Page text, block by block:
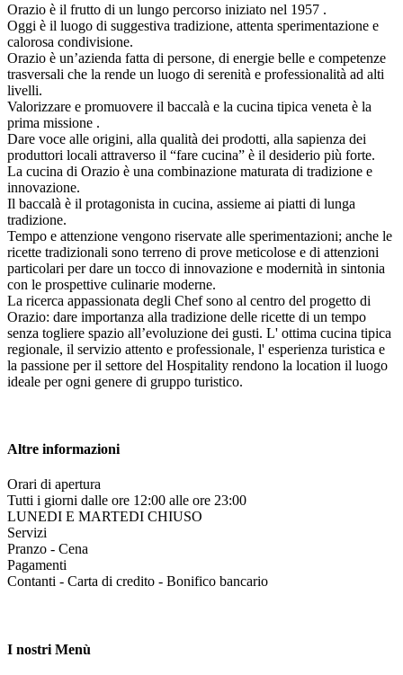
Orazio è il frutto di un lungo percorso iniziato nel 1957 .
Oggi è il luogo di suggestiva tradizione, attenta sperimentazione e
calorosa condivisione.
Orazio è un’azienda fatta di persone, di energie belle e competenze
trasversali che la rende un luogo di serenità e professionalità ad alti
livelli.
Valorizzare e promuovere il baccalà e la cucina tipica veneta è la
prima missione .
Dare voce alle origini, alla qualità dei prodotti, alla sapienza dei
produttori locali attraverso il “fare cucina” è il desiderio più forte.
La cucina di Orazio è una combinazione maturata di tradizione e
innovazione.
Il baccalà è il protagonista in cucina, assieme ai piatti di lunga
tradizione.
Tempo e attenzione vengono riservate alle sperimentazioni; anche le
ricette tradizionali sono terreno di prove meticolose e di attenzioni
particolari per dare un tocco di innovazione e modernità in sintonia
con le prospettive culinarie moderne.
La ricerca appassionata degli Chef sono al centro del progetto di
Orazio: dare importanza alla tradizione delle ricette di un tempo
senza togliere spazio all’evoluzione dei gusti. L' ottima cucina tipica
regionale, il servizio attento e professionale, l' esperienza turistica e
la passione per il settore del Hospitality rendono la location il luogo
ideale per ogni genere di gruppo turistico.
Altre informazioni
Orari di apertura
Tutti i giorni dalle ore 12:00 alle ore 23:00
LUNEDI E MARTEDI CHIUSO
Servizi
Pranzo - Cena
Pagamenti
Contanti - Carta di credito - Bonifico bancario
I nostri Menù